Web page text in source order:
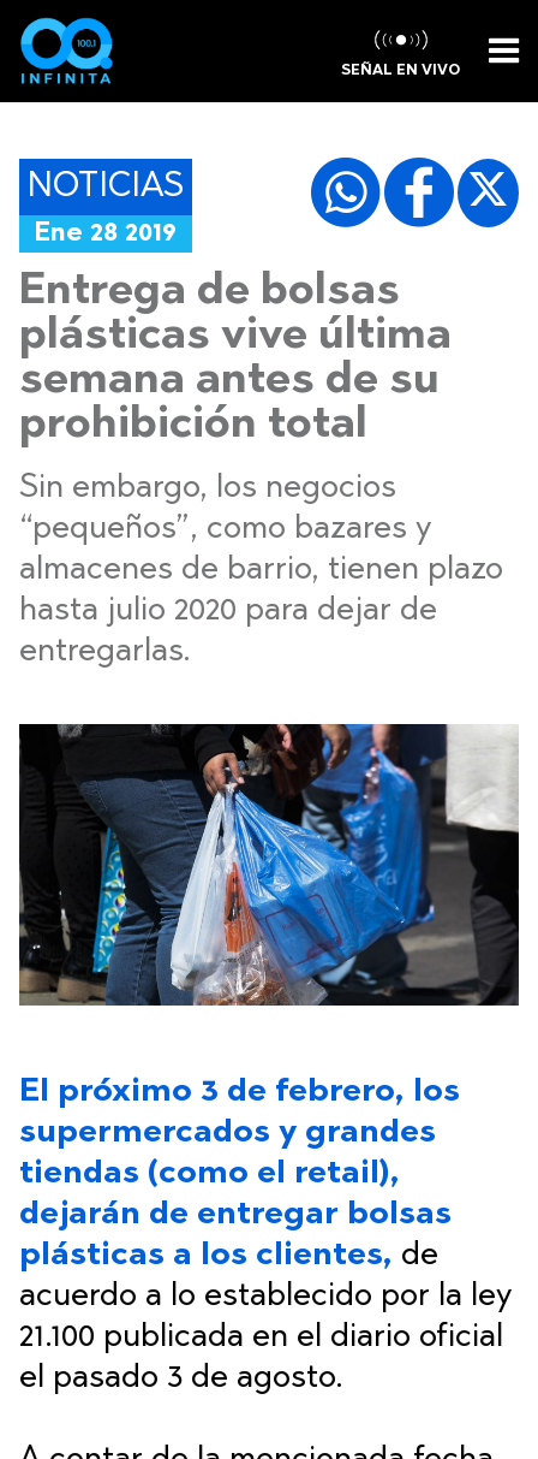
SEÑAL EN VIVO
NOTICIAS
Ene 28 2019
Entrega de bolsas
plásticas vive última
semana antes de su
prohibición total
Sin embargo, los negocios
“pequeños”, como bazares y
almacenes de barrio, tienen plazo
hasta julio 2020 para dejar de
entregarlas.
El próximo 3 de febrero, los
supermercados y grandes
tiendas (como el retail),
dejarán de entregar bolsas
plásticas a los clientes, de
acuerdo a lo establecido por la ley
21.100 publicada en el diario oficial
el pasado 3 de agosto.